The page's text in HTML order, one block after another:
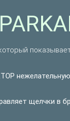
который
щелчки в